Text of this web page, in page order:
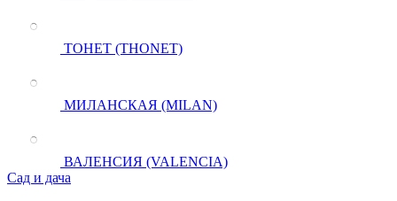
ТОНЕТ (THONET)
МИЛАНСКАЯ (MILAN)
ВАЛЕНСИЯ (VALENCIA)
Сад и дача